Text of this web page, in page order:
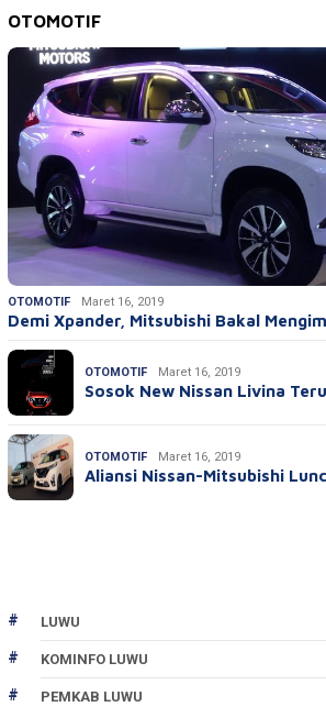
OTOMOTIF
OTOMOTIF Maret 16, 2019
Demi Xpander, Mitsubishi Bakal
OTOMOTIF Maret 16, 2019
Sosok New Nissan Livina
OTOMOTIF Maret 16, 2019
Aliansi Nissan-Mitsubishi
LUWU
KOMINFO LUWU
PEMKAB LUWU